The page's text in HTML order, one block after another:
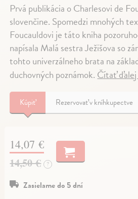
Prvá publikácia o Charlesovi de
slovenčine. Spomedzi mnohých
Foucauldovi je táto kniha
napísala Malá sestra Ježišova so
tohto univerzálneho brata na
duchovných poznámok. Čítať ďalej
Kúpiť Rezervovať v kníhkupectve
14,07 €
14,50 € ?
Zasielame do 5 dní